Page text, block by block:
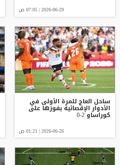
2026-06-29 | 07:05 ص
ساحل العاج للمرة الأولى في
الأدوار الإقصائية بفوزها على
كوراساو 2-0
2026-06-26 | 01:21 ص